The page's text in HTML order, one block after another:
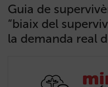
Guia de
“biaix del
la demanda real